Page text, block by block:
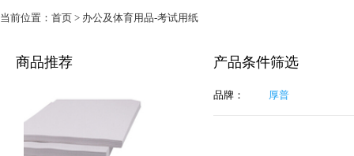
当前位置： 首页 > 办公及体育用品-考试用纸
商品推荐 产品条件筛选
品牌： 厚普